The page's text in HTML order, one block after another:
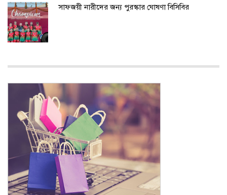
সাফজয়ী নারীদের জন্য পুরস্কার ঘোষণা বিসিবির